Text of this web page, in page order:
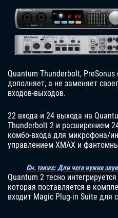
Quantum Thunderbolt, PreSonus
дополняет, а не заменяет
входов-выходов.
22 входа и 24 выхода на
Thunderbolt 2 и расширением
комбо-входа для микрофона/
управлением XMAX и
См. также: Для чего нужна
Quantum 2 тесно
которая поставляется в
входит Magic Plug-in Suite для